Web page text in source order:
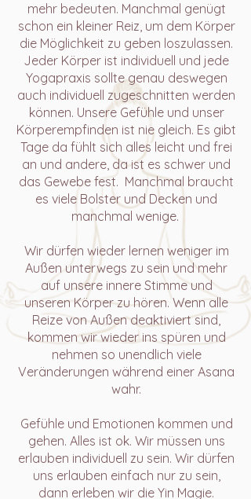
mehr bedeuten. Manchmal genügt
schon ein kleiner Reiz, um dem Körper
die Möglichkeit zu geben loszulassen.
Jeder Körper ist individuell und jede
Yogapraxis sollte genau deswegen
auch individuell zugeschnitten werden
können. Unsere Gefühle und unser
Körperempfinden ist nie gleich. Es gibt
Tage da fühlt sich alles leicht und frei
an und andere, da ist es schwer und
das Gewebe fest. Manchmal braucht
es viele Bolster und Decken und
manchmal wenige.
Wir dürfen wieder lernen weniger im
Außen unterwegs zu sein und mehr
auf unsere innere Stimme und
unseren Körper zu hören. Wenn alle
Reize von Außen deaktiviert sind,
kommen wir wieder ins spüren und
nehmen so unendlich viele
Veränderungen während einer Asana
wahr.
Gefühle und Emotionen kommen und
gehen. Alles ist ok. Wir müssen uns
erlauben individuell zu sein. Wir dürfen
uns erlauben einfach nur zu sein,
dann erleben wir die Yin Magie.